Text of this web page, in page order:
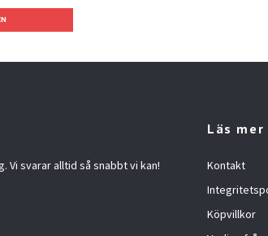
Vi svarar alltid så snabbt vi kan!
Läs mer
Kontakt
Köpvillkor